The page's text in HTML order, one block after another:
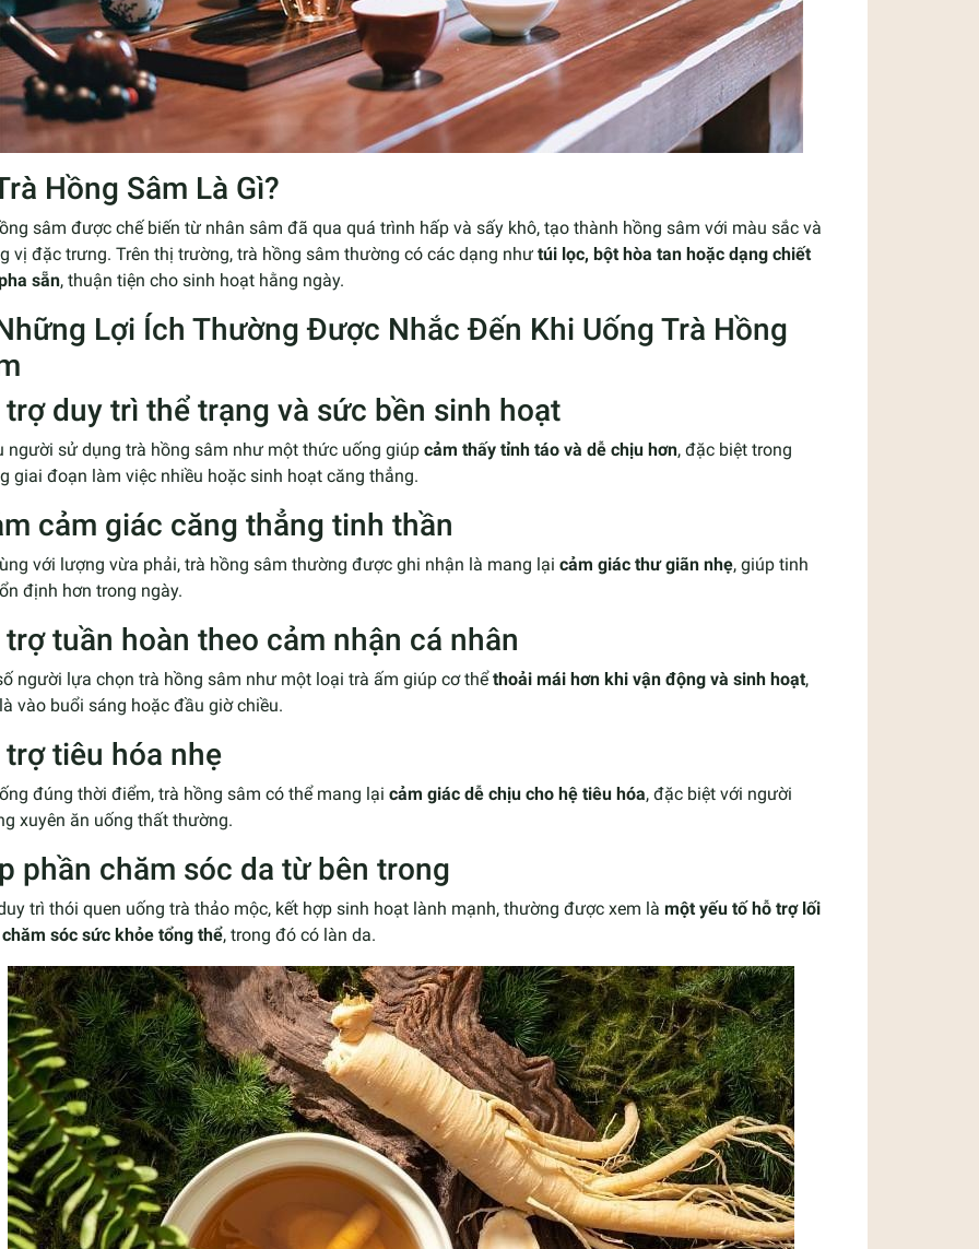
Hồng Sâm Là Gì?
sâm được chế biến từ nhân sâm đã qua quá trình hấp và sấy khô, tạo thành hồng sâm với màu sắc và
vị đặc trưng. Trên thị trường, trà hồng sâm thường có các dạng như túi lọc, bột hòa tan hoặc dạng chiết
sẵn, thuận tiện cho sinh hoạt hằng ngày.
Lợi Ích Thường Được Nhắc Đến Khi Uống Trà Hồng
trợ duy trì thể trạng và sức bền sinh hoạt
người sử dụng trà hồng sâm như một thức uống giúp cảm thấy tỉnh táo và dễ chịu hơn, đặc biệt trong
giai đoạn làm việc nhiều hoặc sinh hoạt căng thẳng.
cảm giác căng thẳng tinh thần
với lượng vừa phải, trà hồng sâm thường được ghi nhận là mang lại cảm giác thư giãn nhẹ, giúp tinh
định hơn trong ngày.
tuần hoàn theo cảm nhận cá nhân
người lựa chọn trà hồng sâm như một loại trà ấm giúp cơ thểthoải mái hơn khi vận động và sinh hoạt,
vào buổi sáng hoặc đầu giờ chiều.
trợ tiêu hóa nhẹ
đúng thời điểm, trà hồng sâm có thể mang lại cảm giác dễ chịu cho hệ tiêu hóa, đặc biệt với người
xuyên ăn uống thất thường.
phần chăm sóc da từ bên trong
trì thói quen uống trà thảo mộc, kết hợp sinh hoạt lành mạnh, thường được xem là một yếu tố hỗ trợ lối
sóc sức khỏe tổng thể, trong đó có làn da.